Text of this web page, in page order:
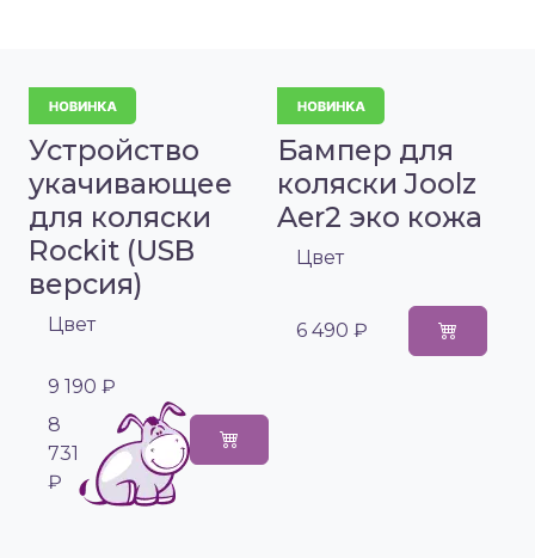
Устройство
укачивающее
для коляски
Rockit (USB
версия)
Цвет
9 190 ₽
8
731
₽
Бампер для
коляски Joolz
Aer2 эко кожа
Цвет
6 490 ₽